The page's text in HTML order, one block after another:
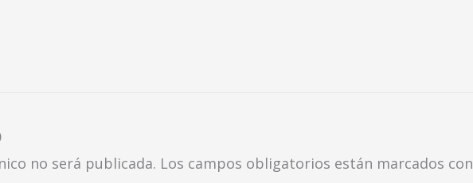
no será publicada. Los campos obligatorios están marcados con